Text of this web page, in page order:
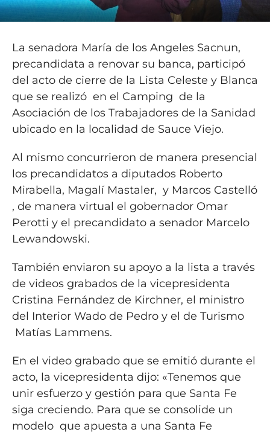
La senadora María de los Angeles Sacnun,
precandidata a renovar su banca, participó
del acto de cierre de la Lista Celeste y Blanca
que se realizó en el Camping de la
Asociación de los Trabajadores de la Sanidad
ubicado en la localidad de Sauce Viejo.
Al mismo concurrieron de manera presencial
los precandidatos a diputados Roberto
Mirabella, Magalí Mastaler, y Marcos Castelló
, de manera virtual el gobernador Omar
Perotti y el precandidato a senador Marcelo
Lewandowski.
También enviaron su apoyo a la lista a través
de videos grabados de la vicepresidenta
Cristina Fernández de Kirchner, el ministro
del Interior Wado de Pedro y el de Turismo
Matías Lammens.
En el video grabado que se emitió durante el
acto, la vicepresidenta dijo: «Tenemos que
unir esfuerzo y gestión para que Santa Fe
siga creciendo. Para que se consolide un
modelo que apuesta a una Santa Fe